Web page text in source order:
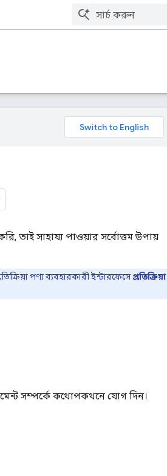
তাই সাহায্য পাওয়ার সর্বোত্তম উপায়
পণ্য ব্যবহারকারী ইন্টারফেসে প্রতিক্রিয়া
সম্পর্কে কথোপকথনে যোগ দিন।